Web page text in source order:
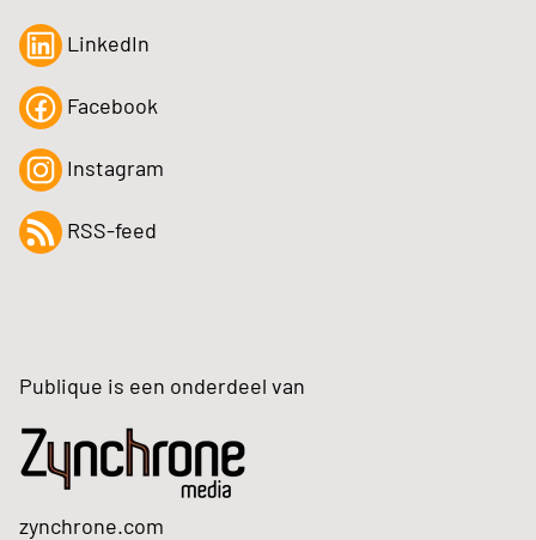
LinkedIn
Facebook
Instagram
RSS-feed
Publique is een onderdeel van
zynchrone.com